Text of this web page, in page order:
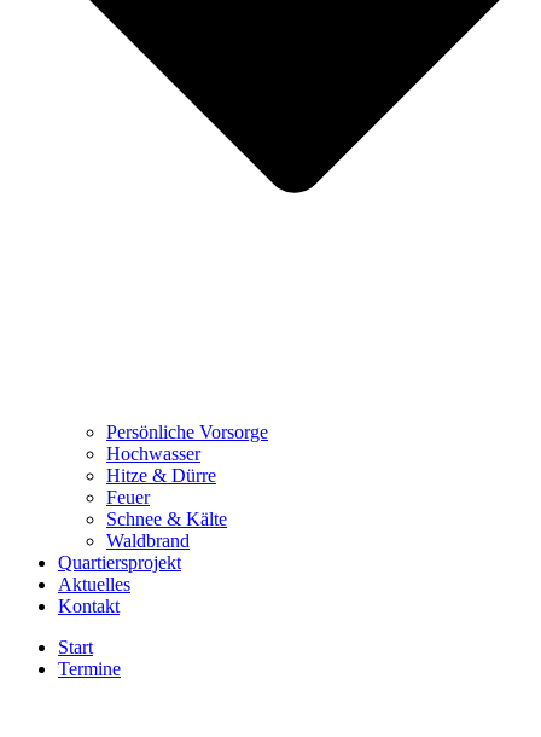
Persönliche Vorsorge
Hochwasser
Hitze & Dürre
Feuer
Schnee & Kälte
Waldbrand
Quartiersprojekt
Aktuelles
Kontakt
Start
Termine